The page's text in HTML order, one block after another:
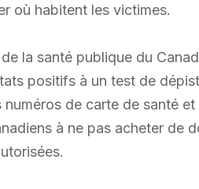
où habitent les victimes.
la santé publique du
positifs à un test de
numéros de carte de santé et
à ne pas acheter de